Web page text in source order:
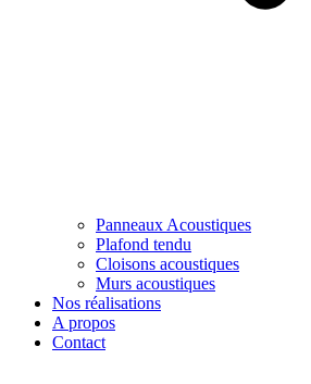
Panneaux Acoustiques
Plafond tendu
Cloisons acoustiques
Murs acoustiques
Nos réalisations
A propos
Contact